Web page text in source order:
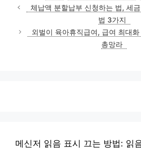
체납액 분할납부 신청하는 법, 세
법 3가지
외벌이 육아휴직급여, 급여 최대
총망라
메신저 읽음 표시 끄는 방법: 읽